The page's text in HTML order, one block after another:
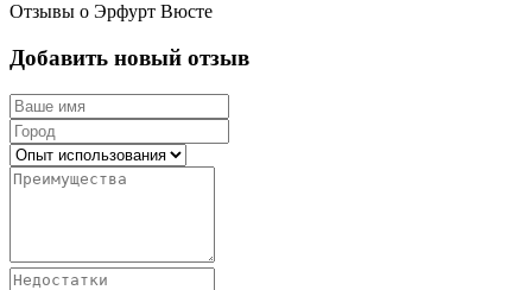
Отзывы о Эрфурт Вюсте
Добавить новый отзыв